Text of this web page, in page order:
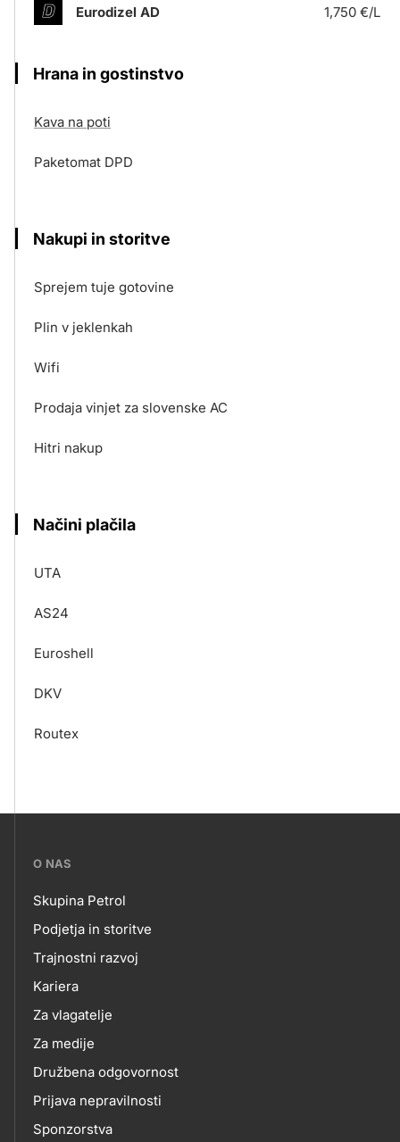
Eurodizel AD 1,750 €/L
Hrana in gostinstvo
Kava na poti
Paketomat DPD
Nakupi in storitve
Sprejem tuje gotovine
Plin v jeklenkah
Wifi
Prodaja vinjet za slovenske AC
Hitri nakup
Načini plačila
UTA
AS24
Euroshell
DKV
Routex
???
skupno.footer-
title???
O NAS
O
NAS
Skupina Petrol
Podjetja in storitve
Trajnostni razvoj
Kariera
Za vlagatelje
Za medije
Družbena odgovornost
Prijava nepravilnosti
Sponzorstva